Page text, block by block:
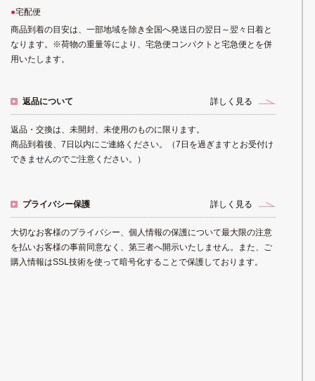
宅配便
商品到着の目安は、一部地域を除き全国へ発送日の翌日～翌々日着と
なります。※荷物の重量等により、宅急便コンパクトと宅急便とを併
用いたします。
返品について 詳しく見る
返品・交換は、未開封、未使用のものに限ります。
商品到着後、7日以内にご連絡ください。（7日を過ぎますとお受付け
できませんのでご注意ください。）
プライバシー保護 詳しく見る
大切なお客様のプライバシー、個人情報の保護について最大限の注意
を払いお客様の事前同意なく、第三者へ開示いたしません。また、ご
購入情報はSSL技術を使って暗号化することで保護しております。